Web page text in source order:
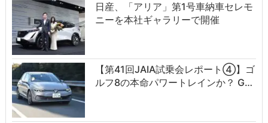
日産、「アリア」第1号車納車セレモ
ニーを本社ギャラリーで開催
【第41回JAIA試乗会レポート④】ゴ
ルフ8の本命パワートレインか？ G…